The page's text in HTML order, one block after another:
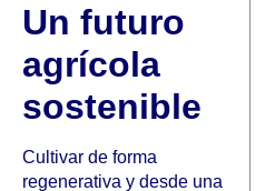
Un futuro
agrícola
sostenible
Cultivar de forma
regenerativa y desde una